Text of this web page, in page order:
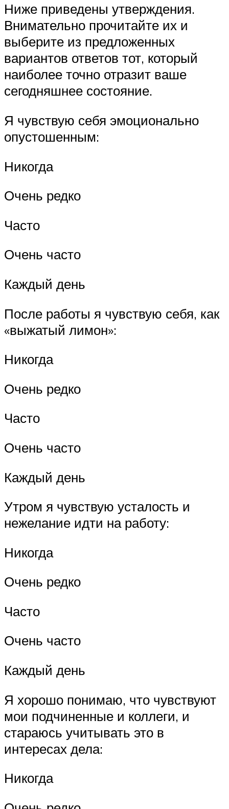
Ниже приведены утверждения.
Внимательно прочитайте их и
выберите из предложенных
вариантов ответов тот, который
наиболее точно отразит ваше
сегодняшнее состояние.
Я чувствую себя эмоционально
опустошенным:
Никогда
Очень редко
Часто
Очень часто
Каждый день
После работы я чувствую себя, как
«выжатый лимон»:
Никогда
Очень редко
Часто
Очень часто
Каждый день
Утром я чувствую усталость и
нежелание идти на работу:
Никогда
Очень редко
Часто
Очень часто
Каждый день
Я хорошо понимаю, что чувствуют
мои подчиненные и коллеги, и
стараюсь учитывать это в
интересах дела:
Никогда